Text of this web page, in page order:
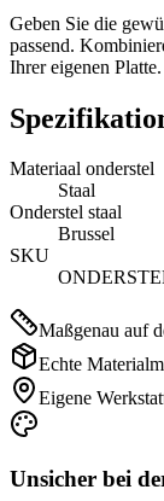
Geben Sie die
passend.
Ihrer eigenen Platte.
Materiaal onderstel
Staal
Onderstel staal
Brussel
SKU
Maßgenau auf
Echte
Eigene
Unsicher bei